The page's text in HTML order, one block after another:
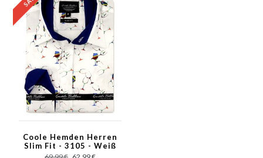
Coole Hemden Herren
Slim Fit - 3105 - Weiß
69,99 € 62,99 €